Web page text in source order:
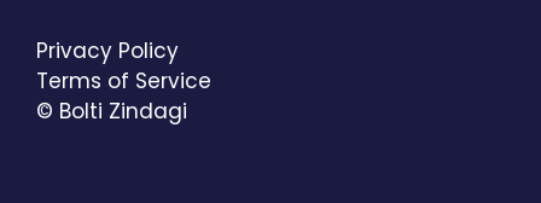
© Bolti Zindagi
Privacy Policy
Terms of Service